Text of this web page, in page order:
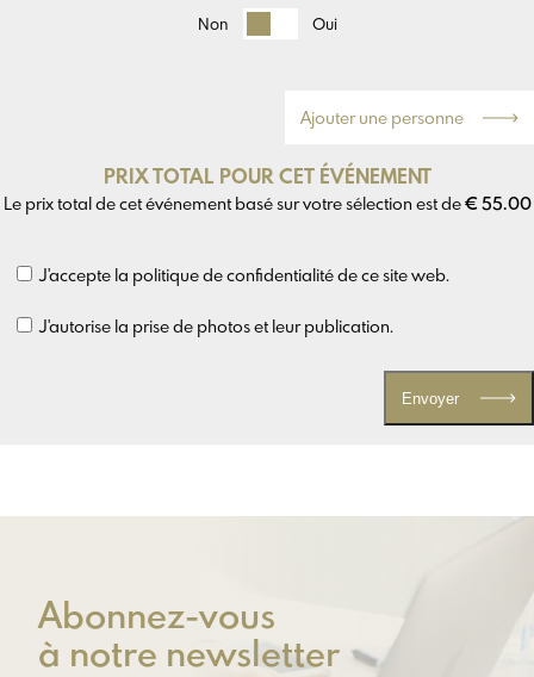
Non Oui
Ajouter une personne
PRIX TOTAL POUR CET ÉVÉNEMENT
Le prix total de cet événement basé sur votre sélection est de€ 55.00
J'accepte la politique de confidentialité de ce site web.
J'autorise la prise de photos et leur publication.
Envoyer
Abonnez-vous
à notre newsletter